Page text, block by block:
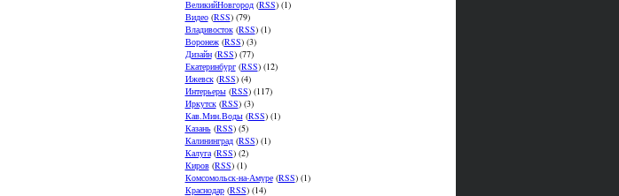
ВеликийНовгород(RSS) (1)
Видео(RSS) (79)
Владивосток(RSS) (1)
Воронеж(RSS) (3)
Дизайн(RSS) (77)
Екатеринбург(RSS) (12)
Ижевск(RSS) (4)
Интерьеры(RSS) (117)
Иркутск(RSS) (3)
Кав.Мин.Воды(RSS) (1)
Казань(RSS) (5)
Калининград(RSS) (1)
Калуга(RSS) (2)
Киров(RSS) (1)
Комсомольск-на-Амуре(RSS) (1)
Краснодар(RSS) (14)